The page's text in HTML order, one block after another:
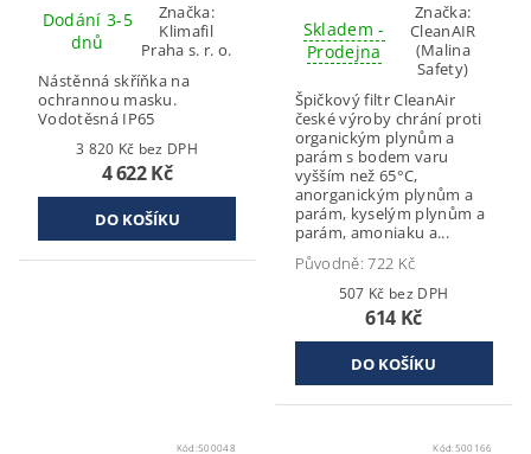
Dodání 3-5
dnů
Značka:
Klimafil
Praha s. r. o.
Nástěnná skříňka na
ochrannou masku.
Vodotěsná IP65
3 820 Kč bez DPH
4 622 Kč
Skladem -
Prodejna
Značka:
CleanAIR
(Malina
Safety)
Špičkový filtr CleanAir
české výroby chrání proti
organickým plynům a
parám s bodem varu
vyšším než 65°C,
anorganickým plynům a
parám, kyselým plynům a
parám, amoniaku a...
Původně:722 Kč
507 Kč bez DPH
614 Kč
Kód:500048 Kód:500166